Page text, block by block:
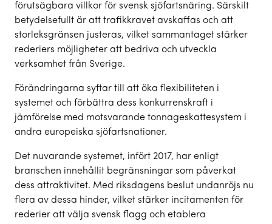
förutsägbara villkor för svensk sjöfartsnäring. Särskilt
betydelsefullt är att trafikkravet avskaffas och att
storleksgränsen justeras, vilket sammantaget stärker
rederiers möjligheter att bedriva och utveckla
verksamhet från Sverige.
Förändringarna syftar till att öka flexibiliteten i
systemet och förbättra dess konkurrenskraft i
jämförelse med motsvarande tonnageskattesystem i
andra europeiska sjöfartsnationer.
Det nuvarande systemet, infört 2017, har enligt
branschen innehållit begränsningar som påverkat
dess attraktivitet. Med riksdagens beslut undanröjs nu
flera av dessa hinder, vilket stärker incitamenten för
rederier att välja svensk flagg och etablera